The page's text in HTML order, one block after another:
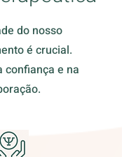
do nosso
é crucial.
confiança e na